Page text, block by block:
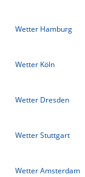
Wetter Hamburg
Wetter Köln
Wetter Dresden
Wetter Stuttgart
Wetter Amsterdam